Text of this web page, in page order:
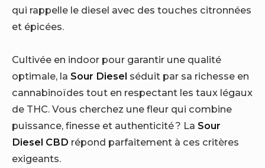
qui rappelle le diesel avec des touches citronnées
et épicées.
Cultivée en indoor pour garantir une qualité
optimale, la Sour Diesel séduit par sa richesse en
cannabinoïdes tout en respectant les taux légaux
de THC. Vous cherchez une fleur qui combine
puissance, finesse et authenticité ? La Sour
Diesel CBD répond parfaitement à ces critères
exigeants.